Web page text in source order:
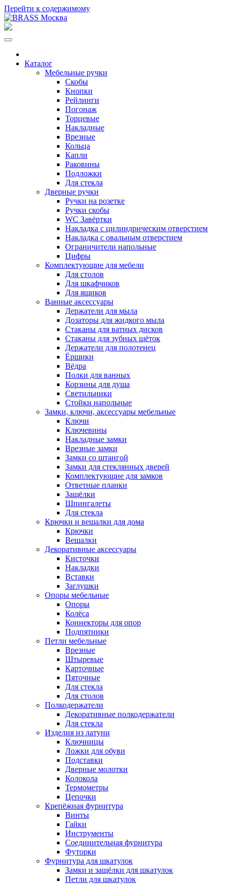
Перейти к содержимому
Каталог
Мебельные ручки
Скобы
Кнопки
Рейлинги
Погонаж
Торцевые
Накладные
Врезные
Кольца
Капли
Раковины
Подложки
Для стекла
Дверные ручки
Ручки на розетке
Ручки скобы
WC Завёртки
Накладка с цилиндрическим отверстием
Накладка с овальным отверстием
Ограничители напольные
Цифры
Комплектующие для мебели
Для столов
Для шкафчиков
Для ящиков
Ванные аксессуары
Держатели для мыла
Дозаторы для жидкого мыла
Стаканы для ватных дисков
Стаканы для зубных щёток
Держатели для полотенец
Ёршики
Вёдра
Полки для ванных
Корзины для душа
Светильники
Стойки напольные
Замки, ключи, аксессуары мебельные
Ключи
Ключевины
Накладные замки
Врезные замки
Замки со штангой
Замки для стеклянных дверей
Комплектующие для замков
Ответные планки
Защёлки
Шпингалеты
Для стекла
Крючки и вешалки для дома
Крючки
Вешалки
Декоративные аксессуары
Кисточки
Накладки
Вставки
Заглушки
Опоры мебельные
Опоры
Колёса
Коннекторы для опор
Подпятники
Петли мебельные
Врезные
Штыревые
Карточные
Пяточные
Для стекла
Для столов
Полкодержатели
Декоративные полкодержатели
Для стекла
Изделия из латуни
Ключницы
Ложки для обуви
Подставки
Дверные молотки
Колокола
Термометры
Цепочки
Крепёжная фурнитура
Винты
Гайки
Инструменты
Соединительная фурнитура
Футорки
Фурнитура для шкатулок
Замки и защёлки для шкатулок
Петли для шкатулок